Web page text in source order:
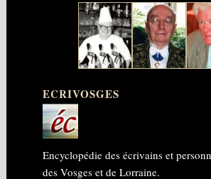
ECRIVOSGES
Encyclopédie des écrivains et
des Vosges et de Lorraine.